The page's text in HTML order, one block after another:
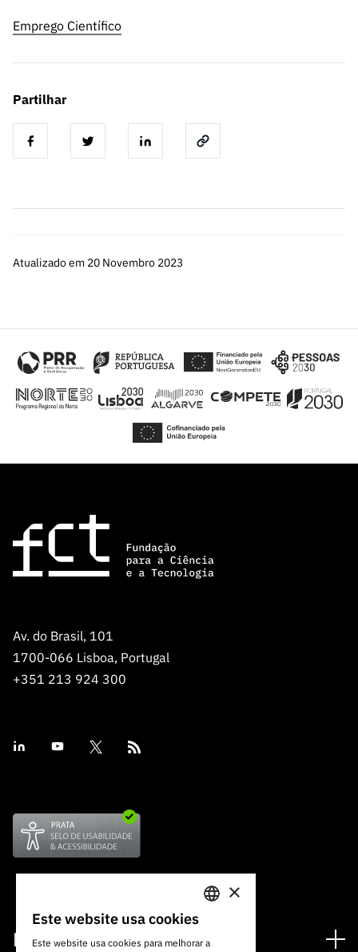
Emprego Científico
Partilhar
Atualizado em 20 Novembro 2023
Av. do Brasil, 101
1700-066 Lisboa, Portugal
+351 213 924 300
Financiamento
PORTUGUESE
×
Este website usa cookies
Este website usa cookies para melhorar a